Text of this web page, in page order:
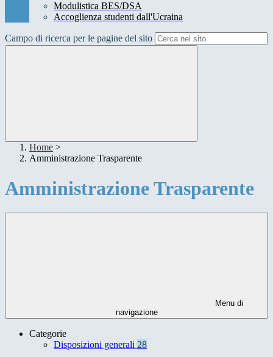
Modulistica BES/DSA
Accoglienza studenti dall'Ucraina
Campo di ricerca per le pagine del sito
Home >
Amministrazione Trasparente
Amministrazione Trasparente
Menu di
navigazione
Categorie
Disposizioni generali 28